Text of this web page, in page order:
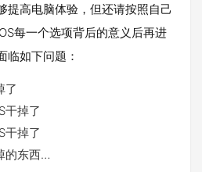
提高电脑体验，但还请按照自己
每一个选项背后的意义后再进
临如下问题：
了
干掉了
干掉了
的东西…